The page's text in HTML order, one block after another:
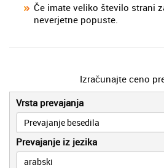
Če imate veliko število strani
neverjetne popuste.
Izračunajte ceno
Vrsta prevajanja
Prevajanje besedila
Prevajanje iz jezika
arabski